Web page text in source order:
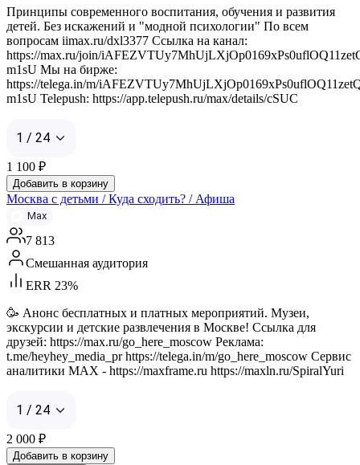
Принципы современного воспитания, обучения и развития
детей. Без искажений и "модной психологии" По всем
вопросам iimax.ru/dxl3377 Ссылка на канал:
https://max.ru/join/
m1sU Мы на бирже:
https://telega.in/m/
m1sU Telepush: https://app.telepush.ru/max/details/cSUC
1 / 24
1 100 ₽
Добавить в корзину
Москва с детьми / Куда сходить? / Афиша
Max
7 813
Смешанная аудитория
ERR 23%
🥳 Анонс бесплатных и платных мероприятий. Музеи,
экскурсии и детские развлечения в Москве! Ссылка для
друзей: https://max.ru/go_here_moscow Реклама:
t.me/heyhey_media_pr https://telega.in/m/go_here_moscow Сервис
аналитики MAX - https://maxframe.ru https://maxln.ru/SpiralYuri
1 / 24
2 000 ₽
Добавить в корзину